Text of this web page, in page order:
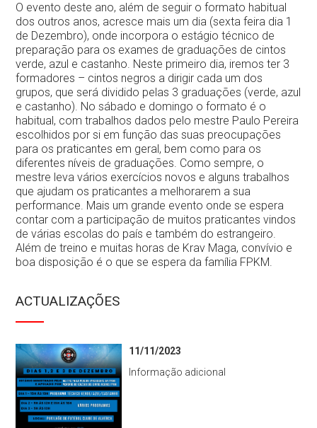
O evento deste ano, além de seguir o formato habitual
dos outros anos, acresce mais um dia (sexta feira dia 1
de Dezembro), onde incorpora o estágio técnico de
preparação para os exames de graduações de cintos
verde, azul e castanho. Neste primeiro dia, iremos ter 3
formadores – cintos negros a dirigir cada um dos
grupos, que será dividido pelas 3 graduações (verde, azul
e castanho). No sábado e domingo o formato é o
habitual, com trabalhos dados pelo mestre Paulo Pereira
escolhidos por si em função das suas preocupações
para os praticantes em geral, bem como para os
diferentes níveis de graduações. Como sempre, o
mestre leva vários exercícios novos e alguns trabalhos
que ajudam os praticantes a melhorarem a sua
performance. Mais um grande evento onde se espera
contar com a participação de muitos praticantes vindos
de várias escolas do país e também do estrangeiro.
Além de treino e muitas horas de Krav Maga, convívio e
boa disposição é o que se espera da família FPKM.
ACTUALIZAÇÕES
11/11/2023
Informação adicional